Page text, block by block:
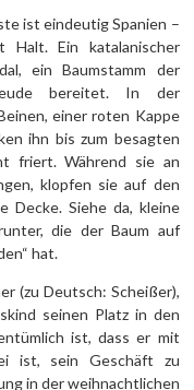
ist eindeutig Spanien –
Halt. Ein katalanischer
ein Baumstamm der
bereitet. In der
einer roten Kappe
ihn bis zum besagten
friert. Während sie an
klopfen sie auf den
Decke. Siehe da, kleine
die der Baum auf
hat.
(zu Deutsch: Scheißer),
seinen Platz in den
ist, dass er mit
ist, sein Geschäft zu
in der weihnachtlichen